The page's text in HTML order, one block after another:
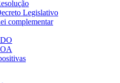
Legislativo
complementar